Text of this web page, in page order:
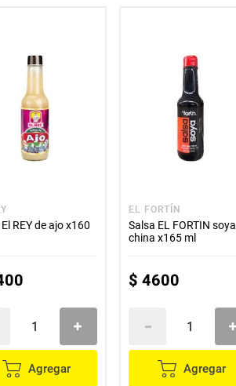
REY de ajo x160
Agregar
EL FORTÍN
Salsa EL FORTIN soya
china x165 ml
$ 4600
Agregar